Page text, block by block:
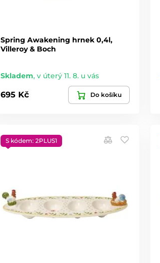
Spring Awakening hrnek 0,4l,
Villeroy & Boch
Skladem, v úterý 11. 8. u vás
695 Kč Do košíku
S kódem: 2PLUS1